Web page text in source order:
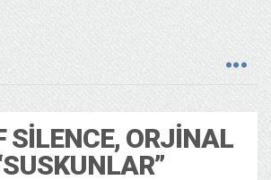
SILENCE, ORJINAL